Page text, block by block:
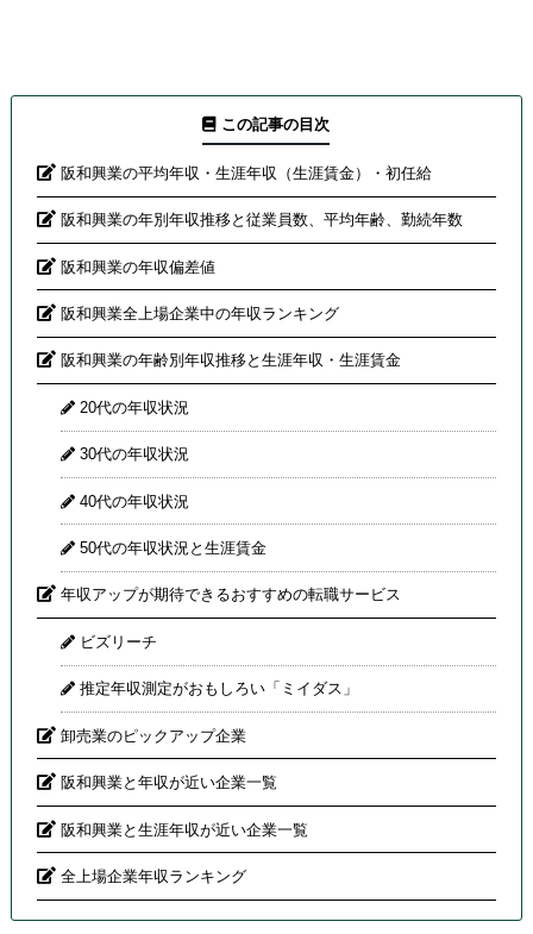
この記事の目次
阪和興業の平均年収・生涯年収（生涯賃金）・初任給
阪和興業の年別年収推移と従業員数、平均年齢、勤続年数
阪和興業の年収偏差値
阪和興業全上場企業中の年収ランキング
阪和興業の年齢別年収推移と生涯年収・生涯賃金
20代の年収状況
30代の年収状況
40代の年収状況
50代の年収状況と生涯賃金
年収アップが期待できるおすすめの転職サービス
ビズリーチ
推定年収測定がおもしろい「ミイダス」
卸売業のピックアップ企業
阪和興業と年収が近い企業一覧
阪和興業と生涯年収が近い企業一覧
全上場企業年収ランキング